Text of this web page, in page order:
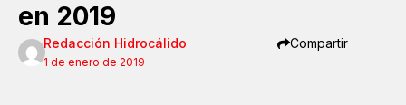
en 2019
Redacción Hidrocálido
1 de enero de 2019
Compartir